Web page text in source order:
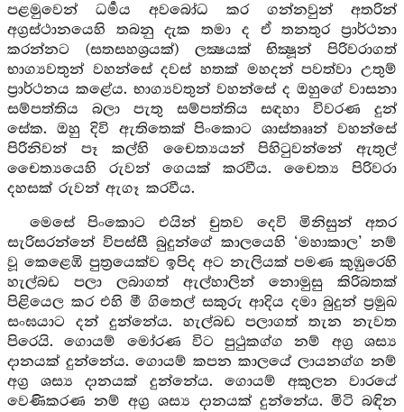
පළමුවෙන් ධර්‍මය අවබෝධ කර ගන්නවුන් අතරින්
අග්‍රස්ථානයෙහි තබනු දැක තමා ද ඒ තනතුර ප්‍රාර්ථනා
කරන්නට (සතසහශ්‍රයක්) ලක්‍ෂයක් භික්‍ෂූන් පිරිවරාගත්
භාග්‍යවතුන් වහන්සේ දවස් හතක් මහදන් පවත්වා උතුම්
ප්‍රාර්ථනය කළේය. භාග්‍යවතුන් වහන්සේ ද ඔහුගේ වාසනා
සම්පත්තිය බලා පැතු සම්පත්තිය සඳහා විවරණ දුන්
සේක. ඔහු දිවි ඇතිතෙක් පිංකොට ශාස්තෲන් වහන්සේ
පිරිනිවන් පෑ කල්හි චෛත්‍යයන් පිහිටුවන්නේ ඇතුල්
චෛත්‍යයෙහි රුවන් ගෙයක් කරවීය. චෛත්‍ය පිරිවරා
දහසක් රුවන් ඇගෑ කරවීය.
මෙසේ පිංකොට එයින් චුතව දෙවි මිනිසුන් අතර
සැරිසරන්නේ විපස්සී බුදුන්ගේ කාලයෙහි ‘මහාකාල’ නම්
වූ කෙළෙඹි පුත්‍රයෙක්ව ඉපිද අට නැලියක් පමණ කුඹුරෙහි
හැල්බඩ පලා ලබාගත් ඇල්හාලින් නොමුසු කිරිබතක්
පිළියෙල කර එහි මී ගිතෙල් සකුරු ආදිය දමා බුදුන් ප්‍රමුඛ
සංඝයාට දන් දුන්නේය. හැල්බඩ පලාගත් තැන නැවත
පිරෙයි. ගොයම් මෝරණ විට පුථුකග්ග නම් අග්‍ර ශස්‍ය
දානයක් දුන්නේය. ගොයම් කපන කාලයේ ලායනග්ග නම්
අග්‍ර ශස්‍ය දානයක් දුන්නේය. ගොයම් අකුලන වාරයේ
වෙණිකරණ නම් අග්‍ර ශස්‍ය දානයක් දුන්නේය. මිටි බඳින